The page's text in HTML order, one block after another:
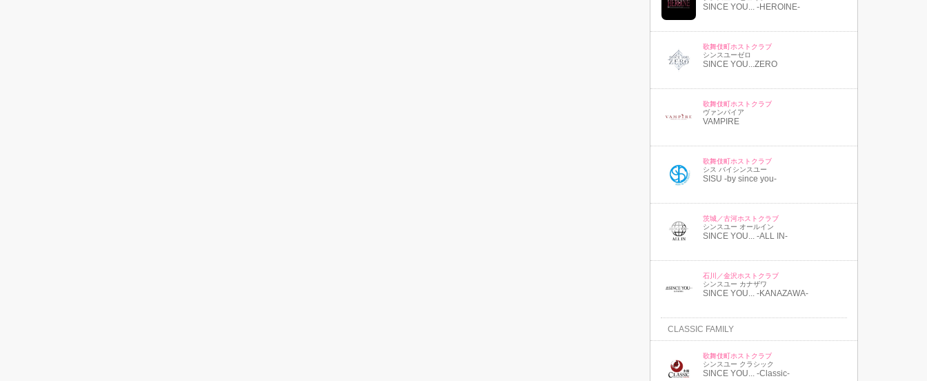
SINCE YOU... -HEROINE-
歌舞伎町ホストクラブ
シンスユーゼロ
SINCE YOU...ZERO
歌舞伎町ホストクラブ
ヴァンパイア
VAMPIRE
歌舞伎町ホストクラブ
シス バイシンスユー
SISU -by since you-
茨城／古河ホストクラブ
シンスユー オールイン
SINCE YOU... -ALL IN-
石川／金沢ホストクラブ
シンスユー カナザワ
SINCE YOU... -KANAZAWA-
CLASSIC FAMILY
歌舞伎町ホストクラブ
シンスユー クラシック
SINCE YOU... -Classic-